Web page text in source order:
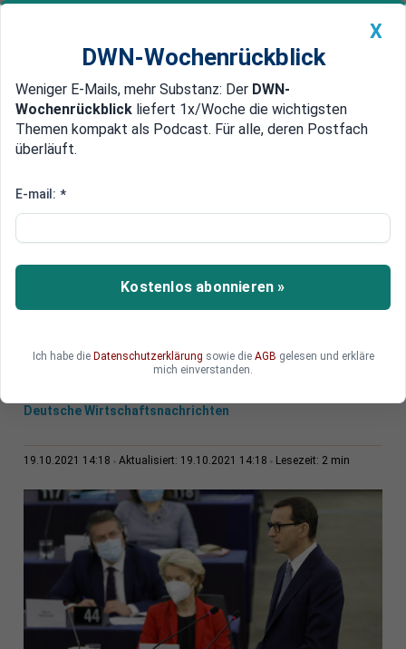
Newsticker MEIN DWN: Geldanlage Premium
Edelmetalle DWN-Magazin China
Polen an EU-Kommission: Wir
Der zwischen Polen und der EU-Kommission
geführte Streit über die Kompetenzen des EuGH
droht nach einer Debatte im Europaparlament
Deutsche Wirtschaftsnachrichten
19.10.2021 14:18 Aktualisiert: 19.10.2021 14:18 Lesezeit: 2 min
X
DWN-Wochenrückblick
Weniger E-Mails, mehr Substanz: Der DWN-
Wochenrückblick liefert 1x/Woche die wichtigsten
Themen kompakt als Podcast. Für alle, deren Postfach
überläuft.
E-mail: *
Kostenlos abonnieren »
Ich habe die Datenschutzerklärung sowie die AGB gelesen und erkläre
mich einverstanden.